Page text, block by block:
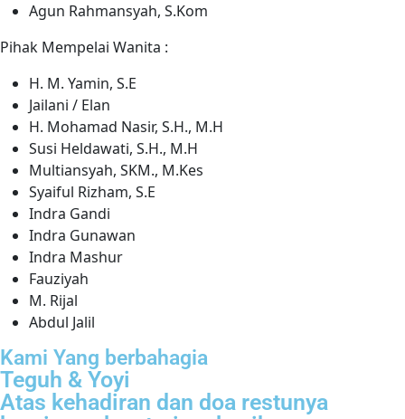
Agun Rahmansyah, S.Kom
Pihak Mempelai Wanita :
H. M. Yamin, S.E
Jailani / Elan
H. Mohamad Nasir, S.H., M.H
Susi Heldawati, S.H., M.H
Multiansyah, SKM., M.Kes
Syaiful Rizham, S.E
Indra Gandi
Indra Gunawan
Indra Mashur
Fauziyah
M. Rijal
Abdul Jalil
Kami Yang berbahagia
Teguh & Yoyi
Atas kehadiran dan doa restunya